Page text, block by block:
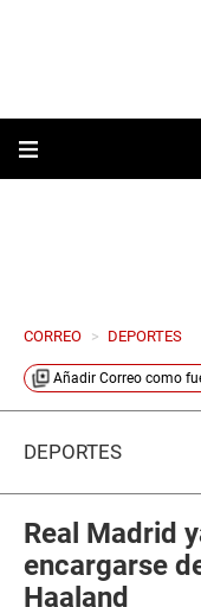
CORREO > DEPORTES
Añadir Correo como
DEPORTES
Real Madrid
encargarse
Haaland